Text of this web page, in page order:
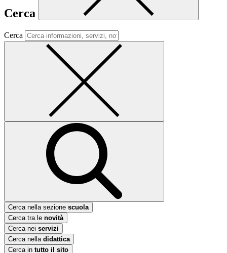
Cerca
Cerca
Cerca nella sezione scuola
Cerca tra le novità
Cerca nei servizi
Cerca nella didattica
Cerca in tutto il sito